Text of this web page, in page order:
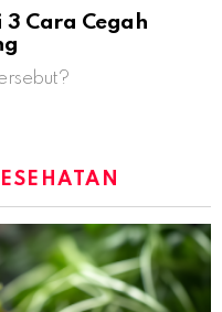
3 Cara Cegah